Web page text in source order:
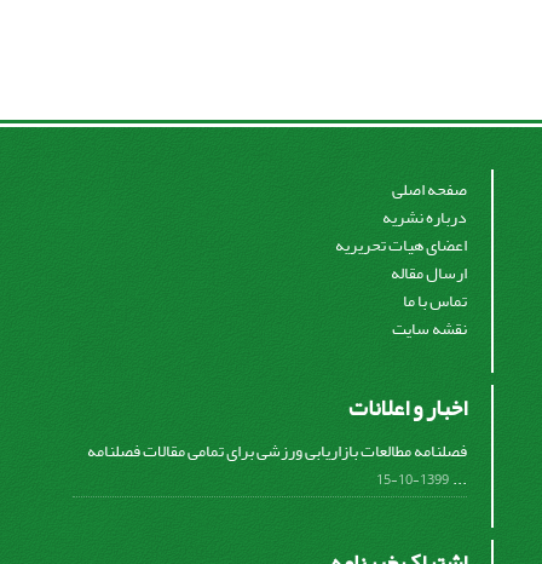
صفحه اصلی
درباره نشریه
اعضای هیات تحریریه
ارسال مقاله
تماس با ما
نقشه سایت
اخبار و اعلانات
فصلنامه مطالعات بازاریابی ورزشی برای تمامی مقالات فصلنامه
...
1399-10-15